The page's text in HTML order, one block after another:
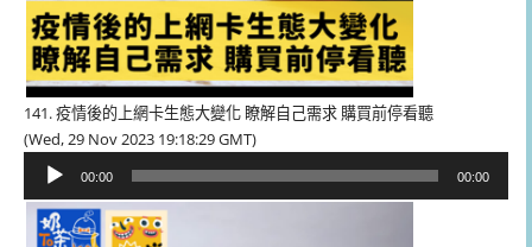
141. 疫情後的上網卡生態大變化 瞭解自己需求 購買前停看聽
(Wed, 29 Nov 2023 19:18:29 GMT)
播
00:00 00:00